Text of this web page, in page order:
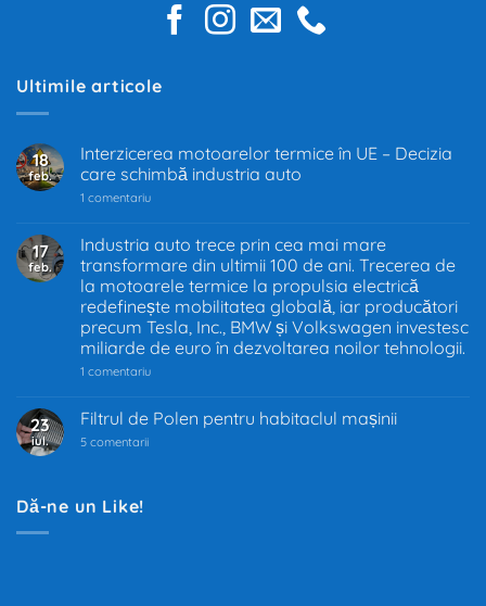
Ultimile articole
18
feb.
Interzicerea motoarelor termice în UE – Decizia
care schimbă industria auto
1 comentariula
termice
în
UE
–
Decizia
care
schimbă
industria
auto
17
feb.
Industria auto trece prin cea mai mare
transformare din ultimii 100 de ani. Trecerea de
la motoarele termice la propulsia electrică
redefinește mobilitatea globală, iar producători
precum Tesla, Inc., BMW și Volkswagen investesc
miliarde de euro în dezvoltarea noilor tehnologii.
1 comentariula
trece
prin
23
iul.
Filtrul de Polen pentru habitaclul mașinii
5 comentariila
Dă-ne un Like!